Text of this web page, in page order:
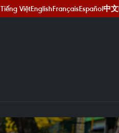
Tiếng ViệtEnglishFrançaisEspañol中文